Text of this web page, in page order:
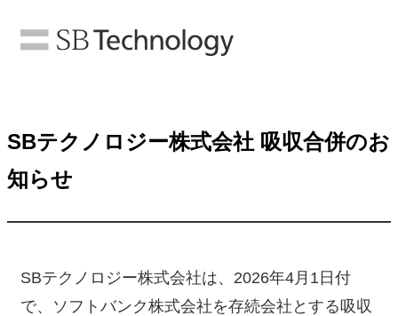
SBテクノロジー株式会社 吸収合併のお
知らせ
SBテクノロジー株式会社は、2026年4月1日付
で、ソフトバンク株式会社を存続会社とする吸収